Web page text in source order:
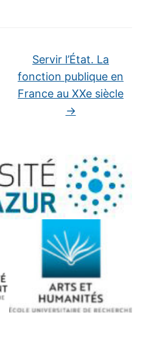
Servir l’État. La
fonction publique en
France au XXe siècle
→